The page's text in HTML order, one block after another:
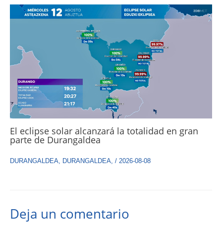
El eclipse solar alcanzará la totalidad en gran
parte de Durangaldea
DURANGALDEA DURANGALDEA / 2026-08-08
Deja un comentario